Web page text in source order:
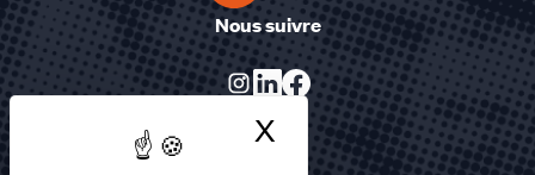
X Masquer le
Nous suivre